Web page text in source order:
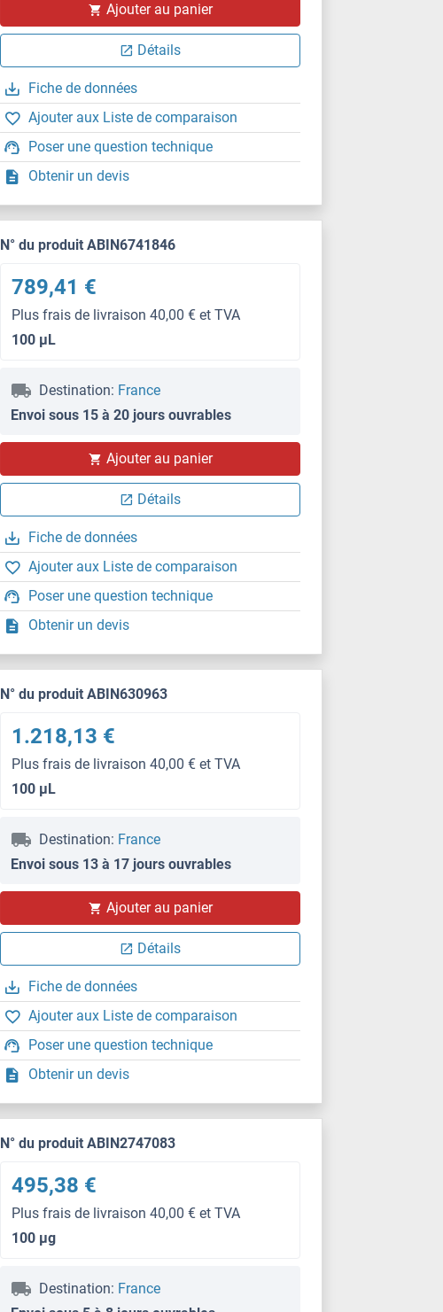
Ajouter au panier
Détails
Fiche de données
Ajouter aux Liste de comparaison
Poser une question technique
Obtenir un devis
N° du produit ABIN6741846
789,41 €
Plus frais de livraison 40,00 € et TVA
100 μL
Destination: France
Envoi sous 15 à 20 jours ouvrables
Ajouter au panier
Détails
Fiche de données
Ajouter aux Liste de comparaison
Poser une question technique
Obtenir un devis
N° du produit ABIN630963
1.218,13 €
Plus frais de livraison 40,00 € et TVA
100 μL
Destination: France
Envoi sous 13 à 17 jours ouvrables
Ajouter au panier
Détails
Fiche de données
Ajouter aux Liste de comparaison
Poser une question technique
Obtenir un devis
N° du produit ABIN2747083
495,38 €
Plus frais de livraison 40,00 € et TVA
100 μg
Destination: France